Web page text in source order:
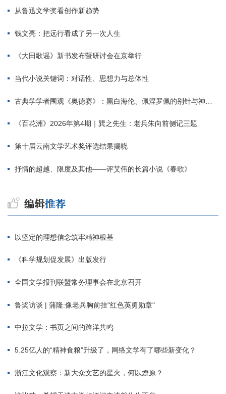
从鲁迅文学奖看创作新趋势
钱文亮：把远行看成了另一次人生
《大田歌谣》新书发布暨研讨会在京举行
当代小说关键词：对话性、思想力与总体性
古典学学者围观《奥德赛》：黑白海伦、佩涅罗佩的别针与神秘入侵者
《百花洲》2026年第4期｜巽之先生：老兵朱向前侧记三题
第十届云南文学艺术奖评选结果揭晓
抒情的超越、限度及其他——评艾伟的长篇小说《春歌》
以坚定的理想信念筑牢精神根基
《科学规划促发展》出版发行
全国文学报刊联盟常务理事会在北京召开
鲁奖访谈 | 蒲隆:像老兵胸前挂"红色英勇勋章"
中拉文学：书页之间的跨洋共鸣
5.25亿人的“精神食粮”升级了，网络文学有了哪些新变化？
浙江文化观察：新大众文艺的星火，何以燎原？